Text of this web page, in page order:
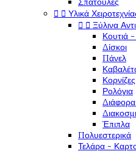
  Υλικά
  Ξύλινα
Κουτιά
Δίσκοι
Πάνελ
Κορνίζες
Ρολόγια
Διάφορα
Έπιπλα
Πολυεστερικά
Τελάρα -